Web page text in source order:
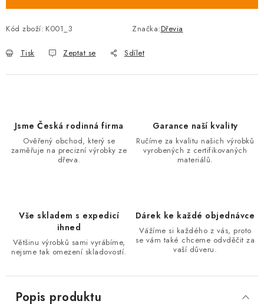
Kód zboží: K001_3 Značka:Dřevia
Tisk Zeptat se Sdílet
Jsme Česká rodinná firma
Ověřený obchod, který se
zaměřuje na precizní výrobky ze
dřeva.
Garance naší kvality
Ručíme za kvalitu našich výrobků
vyrobených z certifikovaných
materiálů.
Vše skladem s expedicí
ihned
Většinu výrobků sami vyrábíme,
nejsme tak omezení skladovostí.
Dárek ke každé objednávce
Vážíme si každého z vás, proto
se vám také chceme odvděčit za
vaší důveru.
Popis produktu